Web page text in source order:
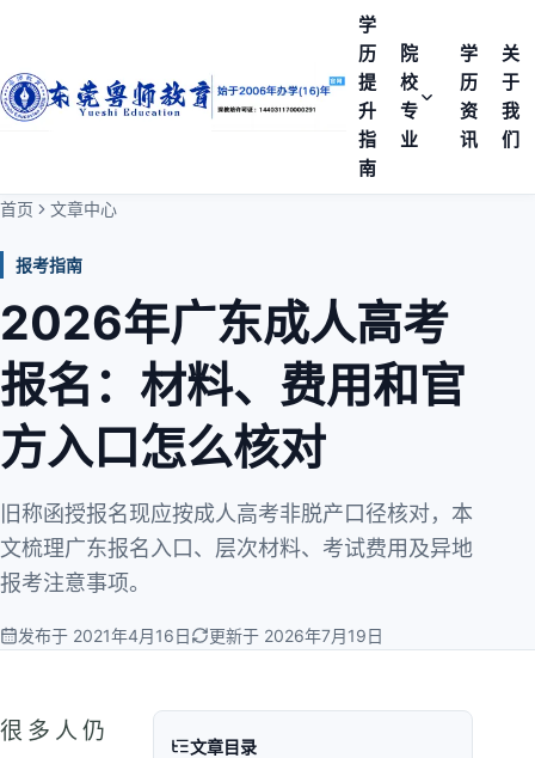
学
历
提
升
指
南
院
校
专
业
学
历
资
讯
关
于
我
们
首页 文章中心
报考指南
2026年广东成人高考
报名：材料、费用和官
方入口怎么核对
旧称函授报名现应按成人高考非脱产口径核对，本
文梳理广东报名入口、层次材料、考试费用及异地
报考注意事项。
发布于 2021年4月16日 更新于 2026年7月19日
很多人仍
文章目录